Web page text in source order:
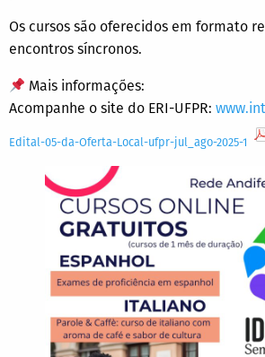
Os cursos são oferecidos em formato
encontros síncronos.
Mais informações:
Acompanhe o site do ERI-UFPR:
Edital-05-da-Oferta-Local-ufpr-jul_ago-2025-1